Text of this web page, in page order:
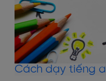
Cách dạy tiếng